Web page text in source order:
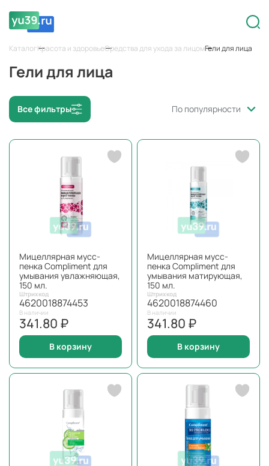
КаталогКрасота и здоровьеСредства для ухода за лицомГели для лица
Гели для лица
Все фильтры По популярности
Мицеллярная мусс-
пенка Compliment для
умывания увлажняющая,
150 мл.
Штрихкод
4620018874453
В наличии
341.80 ₽
В корзину
Мицеллярная мусс-
пенка Compliment для
умывания матирующая,
150 мл.
Штрихкод
4620018874460
В наличии
341.80 ₽
В корзину